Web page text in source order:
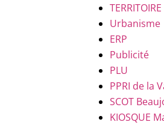
TERRITOIRE
Urbanisme
ERP
Publicité
PLU
PPRI de la
SCOT
KIOSQUE